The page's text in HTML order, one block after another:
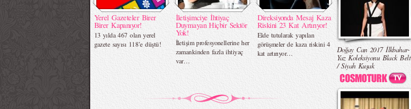
Yerel Gazeteler Birer
Birer Kapanıyor!
13 yılda 467 olan yerel
gazete sayısı 118’e düştü!
İletişimciye İhtiyaç
Duymayan Hiçbir Sektör
Yok!
İletişim profesyonellerine her
zamankinden fazla ihtiyaç
var…
Direksiyonda Mesaj Kaza
Riskini 23 Kat Artırıyor!
Elde tutularak yapılan
görüşmeler de kaza riskini 4
kat artırıyor…
Doğay Can 2017 İlkbahar-
Yaz Koleksiyonu Black Belt
/ Siyah Kuşak